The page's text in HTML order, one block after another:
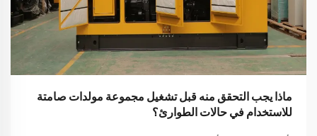
ماذا يجب التحقق منه قبل تشغيل مجموعة مولدات صامتة
للاستخدام في حالات الطوارئ؟